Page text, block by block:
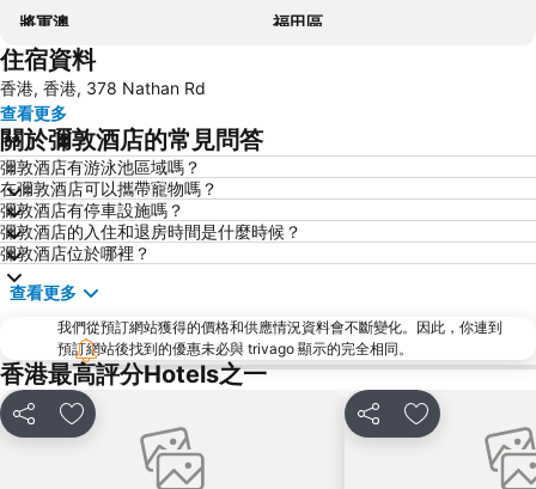
將軍澳
福田區
Mong Kok Metro Station
南山區
元朗
天水圍
Wan Chai Metro Station
海洋公園
深水埗區
黃金海岸
香港迪士尼樂園
新界
羅湖口岸
羅湖
North Point Metro Station
中環
Cheung Chau
羅湖口岸
Sheung Wan Metro Station
Tsing Yi Metro Station
寶安區
Causeway Bay Metro Station
住宿資料
香港, 香港, 378 Nathan Rd
查看更多
關於彌敦酒店的常見問答
彌敦酒店有游泳池區域嗎？
在彌敦酒店可以攜帶寵物嗎？
彌敦酒店有停車設施嗎？
彌敦酒店的入住和退房時間是什麼時候？
彌敦酒店位於哪裡？
查看更多
我們從預訂網站獲得的價格和供應情況資料會不斷變化。因此，你連到
預訂網站後找到的優惠未必與 trivago 顯示的完全相同。
香港最高評分Hotels之一
分享 放到收藏夾 分享 放到收藏夾